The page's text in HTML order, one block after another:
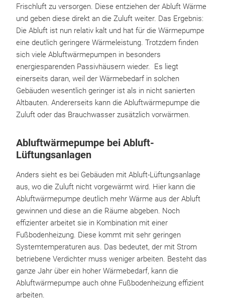
Frischluft zu versorgen. Diese entziehen der Abluft Wärme
und geben diese direkt an die Zuluft weiter. Das Ergebnis:
Die Abluft ist nun relativ kalt und hat für die Wärmepumpe
eine deutlich geringere Wärmeleistung. Trotzdem finden
sich viele Abluftwärmepumpen in besonders
energiesparenden Passivhäusern wieder. Es liegt
einerseits daran, weil der Wärmebedarf in solchen
Gebäuden wesentlich geringer ist als in nicht sanierten
Altbauten. Andererseits kann die Abluftwärmepumpe die
Zuluft oder das Brauchwasser zusätzlich vorwärmen.
Abluftwärmepumpe bei Abluft-
Lüftungsanlagen
Anders sieht es bei Gebäuden mit Abluft-Lüftungsanlage
aus, wo die Zuluft nicht vorgewärmt wird. Hier kann die
Abluftwärmepumpe deutlich mehr Wärme aus der Abluft
gewinnen und diese an die Räume abgeben. Noch
effizienter arbeitet sie in Kombination mit einer
Fußbodenheizung. Diese kommt mit sehr geringen
Systemtemperaturen aus. Das bedeutet, der mit Strom
betriebene Verdichter muss weniger arbeiten. Besteht das
ganze Jahr über ein hoher Wärmebedarf, kann die
Abluftwärmepumpe auch ohne Fußbodenheizung effizient
arbeiten.